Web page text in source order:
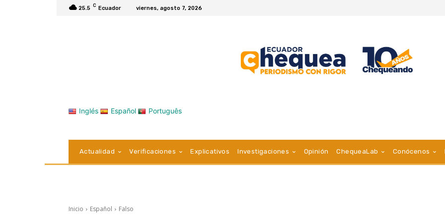
25.5 C Ecuador viernes, agosto 7, 2026
Inglés Español Português
Actualidad Verificaciones Explicativos Investigaciones Opinión ChequeaLab Conócenos
Inicio Español Falso